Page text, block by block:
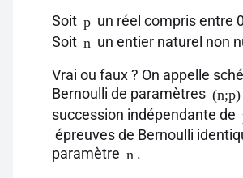
Soit p un réel compris entre
Soit n un entier naturel non
Vrai ou faux ? On appelle
Bernoulli de paramètres (n;p)
succession indépendante de
épreuves de Bernoulli
paramètre n .